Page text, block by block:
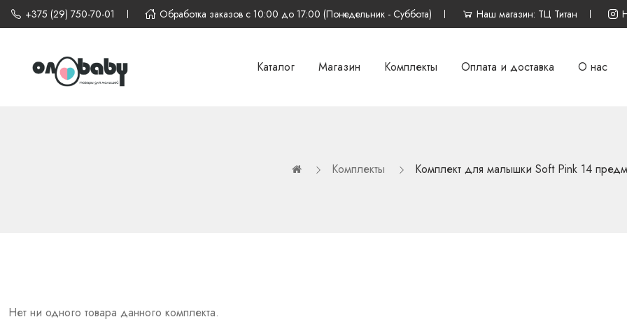
+375 (29) 750-70-01 Обработка заказов с 10:00 до 17:00 (Понедельник - Суббота) Наш магазин: ТЦ Титан
Каталог Магазин Комплекты Оплата и доставка О нас
Комплекты Комплект для малышки Soft Pink 14
Нет ни одного товара данного комплекта.